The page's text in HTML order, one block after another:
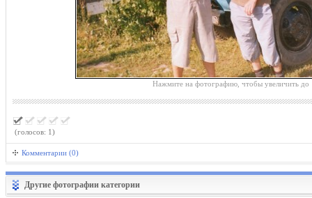
Нажмите на фотографию, чтобы увеличить
(голосов: 1)
Комментарии (0)
Другие фотографии категории